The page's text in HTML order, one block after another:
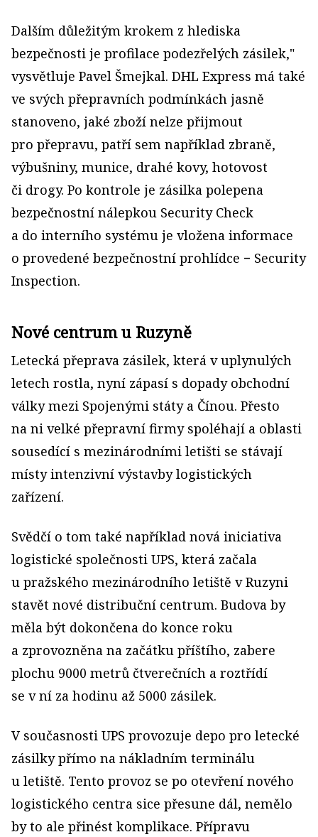
Dalším důležitým krokem z hlediska
bezpečnosti je profilace podezřelých zásilek,"
vysvětluje Pavel Šmejkal. DHL Express má také
ve svých přepravních podmínkách jasně
stanoveno, jaké zboží nelze přijmout
pro přepravu, patří sem například zbraně,
výbušniny, munice, drahé kovy, hotovost
či drogy. Po kontrole je zásilka polepena
bezpečnostní nálepkou Security Check
a do interního systému je vložena informace
o provedené bezpečnostní prohlídce − Security
Inspection.
Nové centrum u Ruzyně
Letecká přeprava zásilek, která v uplynulých
letech rostla, nyní zápasí s dopady obchodní
války mezi Spojenými státy a Čínou. Přesto
na ni velké přepravní firmy spoléhají a oblasti
sousedící s mezinárodními letišti se stávají
místy intenzivní výstavby logistických
zařízení.
Svědčí o tom také například nová iniciativa
logistické společnosti UPS, která začala
u pražského mezinárodního letiště v Ruzyni
stavět nové distribuční centrum. Budova by
měla být dokončena do konce roku
a zprovozněna na začátku příštího, zabere
plochu 9000 metrů čtverečních a roztřídí
se v ní za hodinu až 5000 zásilek.
V současnosti UPS provozuje depo pro letecké
zásilky přímo na nákladním terminálu
u letiště. Tento provoz se po otevření nového
logistického centra sice přesune dál, nemělo
by to ale přinést komplikace. Přípravu